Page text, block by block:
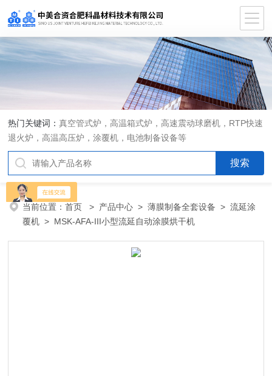
热门关键词：真空管式炉，高温箱式炉，高速震动球磨机，RTP快速
退火炉，高温高压炉，涂覆机，电池制备设备等
当前位置：首页 > 产品中心 >薄膜制备全套设备 >流延涂
覆机 > MSK-AFA-III小型流延自动涂膜烘干机